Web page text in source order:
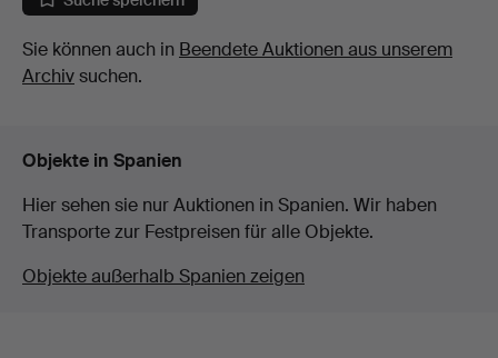
Sie können auch in Beendete Auktionen aus unserem
Archivsuchen.
Objekte in Spanien
Hier sehen sie nur Auktionen in Spanien. Wir haben
Transporte zur Festpreisen für alle Objekte.
Objekte außerhalb Spanien zeigen